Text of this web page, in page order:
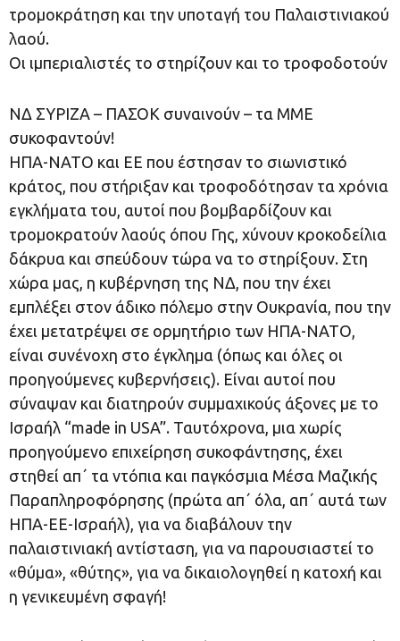
τρομοκράτηση και την υποταγή του Παλαιστινιακού
λαού.
Οι ιμπεριαλιστές το στηρίζουν και το τροφοδοτούν
ΝΔ ΣΥΡΙΖΑ – ΠΑΣΟΚ συναινούν – τα ΜΜΕ
συκοφαντούν!
ΗΠΑ-ΝΑΤΟ και ΕΕ που έστησαν το σιωνιστικό
κράτος, που στήριξαν και τροφοδότησαν τα χρόνια
εγκλήματα του, αυτοί που βομβαρδίζουν και
τρομοκρατούν λαούς όπου Γης, χύνουν κροκοδείλια
δάκρυα και σπεύδουν τώρα να το στηρίξουν. Στη
χώρα μας, η κυβέρνηση της ΝΔ, που την έχει
εμπλέξει στον άδικο πόλεμο στην Ουκρανία, που την
έχει μετατρέψει σε ορμητήριο των ΗΠΑ-ΝΑΤΟ,
είναι συνένοχη στο έγκλημα (όπως και όλες οι
προηγούμενες κυβερνήσεις). Είναι αυτοί που
σύναψαν και διατηρούν συμμαχικούς άξονες με το
Ισραήλ “made in USA”. Ταυτόχρονα, μια χωρίς
προηγούμενο επιχείρηση συκοφάντησης, έχει
στηθεί απ΄ τα ντόπια και παγκόσμια Μέσα Μαζικής
Παραπληροφόρησης (πρώτα απ΄ όλα, απ΄ αυτά των
ΗΠΑ-ΕΕ-Ισραήλ), για να διαβάλουν την
παλαιστινιακή αντίσταση, για να παρουσιαστεί το
«θύμα», «θύτης», για να δικαιολογηθεί η κατοχή και
η γενικευμένη σφαγή!